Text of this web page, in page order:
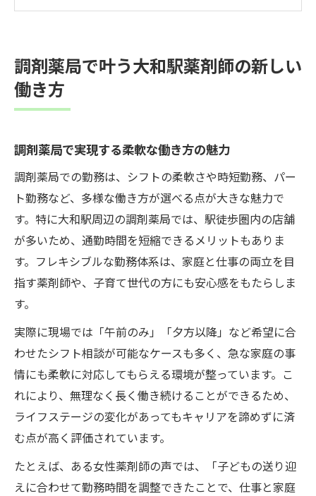
調剤薬局の駅チカ勤務が人気な背景
調剤薬局薬剤師の通勤ストレス軽減法
調剤薬局で叶うワークライフバランス実現
やりがい実感できる調剤薬局薬剤師のリアル
調剤薬局薬剤師が語るやりがいの実感
調剤薬局で患者と向き合う喜びとは
調剤薬局での現場経験が成長を後押し
調剤薬局薬剤師の達成感ある日常
働きやすさ求めるなら調剤薬局勤務がおすすめ
調剤薬局勤務が働きやすいと感じる理由
調剤薬局の労働環境とサポート体制の充実
調剤薬局薬剤師の残業実態と対策例
調剤薬局で得られる働きやすさの本質
調剤薬局でのストレスフリーな職場選び
女性薬剤師が調剤薬局で感じる安心感と成長
調剤薬局で叶う大和駅薬剤師の新しい
働き方
調剤薬局で実現する柔軟な働き方の魅力
調剤薬局での勤務は、シフトの柔軟さや時短勤務、パー
ト勤務など、多様な働き方が選べる点が大きな魅力で
す。特に大和駅周辺の調剤薬局では、駅徒歩圏内の店舗
が多いため、通勤時間を短縮できるメリットもありま
す。フレキシブルな勤務体系は、家庭と仕事の両立を目
指す薬剤師や、子育て世代の方にも安心感をもたらしま
す。
実際に現場では「午前のみ」「夕方以降」など希望に合
わせたシフト相談が可能なケースも多く、急な家庭の事
情にも柔軟に対応してもらえる環境が整っています。こ
れにより、無理なく長く働き続けることができるため、
ライフステージの変化があってもキャリアを諦めずに済
む点が高く評価されています。
たとえば、ある女性薬剤師の声では、「子どもの送り迎
えに合わせて勤務時間を調整できたことで、仕事と家庭